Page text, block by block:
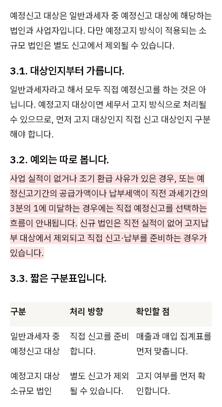
예정신고 대상은 일반과세자 중 예정신고 대상에 해당하는
법인과 사업자입니다. 다만 예정고지 방식이 적용되는 소
규모 법인은 별도 신고에서 제외될 수 있습니다.
3.1. 대상인지부터 가릅니다.
일반과세자라고 해서 모두 직접 예정신고를 하는 것은 아
닙니다. 예정고지 대상이면 세무서 고지 방식으로 처리될
수 있으므로, 먼저 고지 대상인지 직접 신고 대상인지 구분
해야 합니다.
3.2. 예외는 따로 봅니다.
사업 실적이 없거나 조기 환급 사유가 있은 경우, 또는 예
정신고기간의 공급가액이나 납부세액이 직전 과세기간의
3분의 1에 미달하는 경우에는 직접 예정신고를 선택하는
흐름이 안내됩니다. 신규 법인은 직전 실적이 없어 고지납
부 대상에서 제외되고 직접 신고·납부를 준비하는 경우가
있습니다.
3.3. 짧은 구분표입니다.
구분 처리 방향 확인할 점
일반과세자 중
예정신고 대상
직접 신고를 준비
합니다.
매출과 매입 집계표를
먼저 맞춥니다.
예정고지 대상
소규모 법인
별도 신고가 제외
될 수 있습니다.
고지 여부를 먼저 확
인합니다.